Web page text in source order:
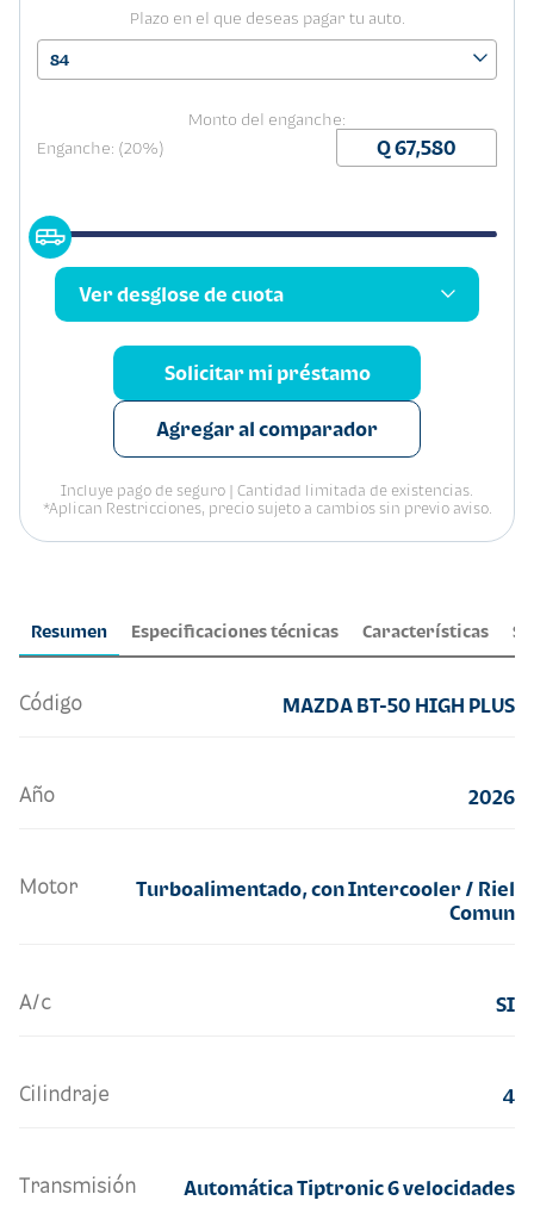
Resumen Especificaciones técnicas Características
Código MAZDA BT-50 HIGH PLUS
Año 2026
Motor
Turboalimentado, con Intercooler / Riel
Comun
A/c SI
Cilindraje 4
Transmisión Automática Tiptronic 6 velocidades
Plazo en el que deseas pagar tu auto.
84
Monto del enganche:
Enganche: (20%)
Ver desglose de cuota
Solicitar mi préstamo
Agregar al comparador
Incluye pago de seguro | Cantidad limitada de existencias.
*Aplican Restricciones, precio sujeto a cambios sin previo aviso.